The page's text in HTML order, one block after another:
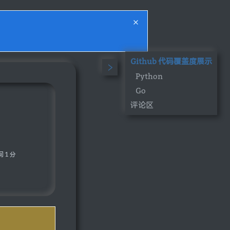
1 分
Github 代码覆盖度展示
Python
Go
评论区